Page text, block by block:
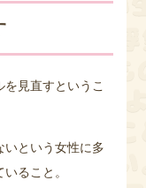
見直すというこ
いという女性に多
ること。